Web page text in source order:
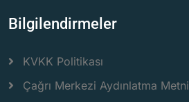
Bilgilendirmeler
KVKK Politikası
Çağrı Merkezi Aydınlatma Metni